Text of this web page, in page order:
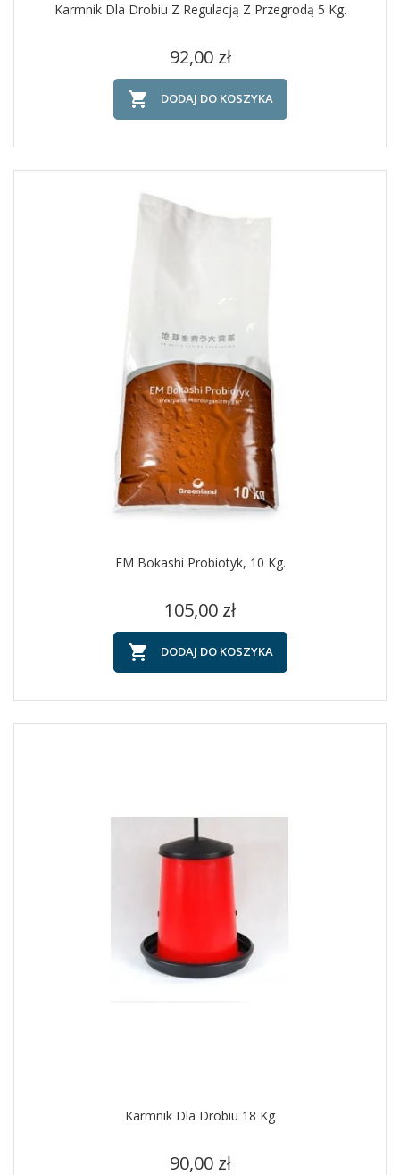
Karmnik Dla Drobiu Z Regulacją Z Przegrodą 5 Kg.
Cena
92,00 zł
 DODAJ DO KOSZYKA
EM Bokashi Probiotyk, 10 Kg.
Cena
105,00 zł
 DODAJ DO KOSZYKA
Karmnik Dla Drobiu 18 Kg
Cena
90,00 zł